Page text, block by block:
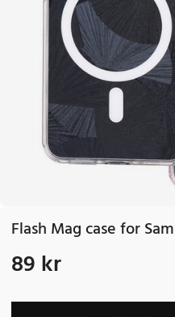
Flash Mag case for
Pris: 89 kr
89 kr